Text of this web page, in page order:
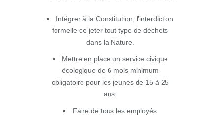
Intégrer à la Constitution, l’interdiction
formelle de jeter tout type de déchets
dans la Nature.
Mettre en place un service civique
écologique de 6 mois minimum
obligatoire pour les jeunes de 15 à 25
ans.
Faire de tous les employés